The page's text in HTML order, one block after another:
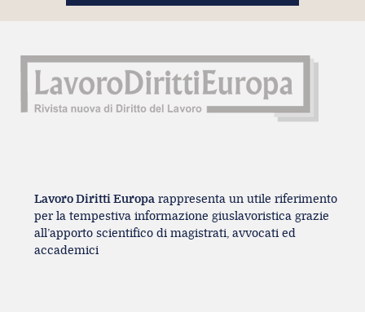
Lavoro Diritti Europa rappresenta un utile riferimento
per la tempestiva informazione giuslavoristica grazie
all’apporto scientifico di magistrati, avvocati ed
accademici